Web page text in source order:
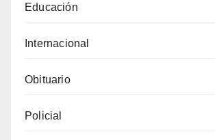
Educación
Internacional
Obituario
Policial